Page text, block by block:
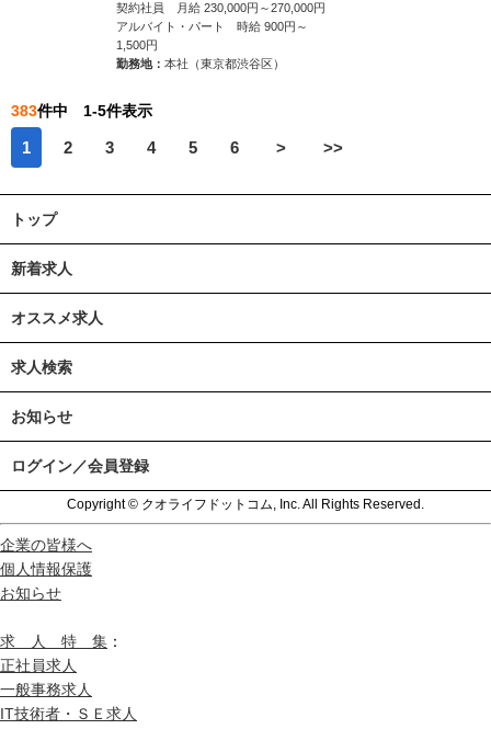
契約社員 月給 230,000円～270,000円
アルバイト・パート 時給 900円～
1,500円
勤務地： 本社（東京都渋谷区）
383件中 1-5件表示
1 2 3 4 5 6 > >>
トップ
新着求人
オススメ求人
求人検索
お知らせ
ログイン／会員登録
Copyright © クオライフドットコム, Inc. All Rights Reserved.
企業の皆様へ
個人情報保護
お知らせ
求 人 特 集 ：
正社員求人
一般事務求人
IT技術者・ＳＥ求人